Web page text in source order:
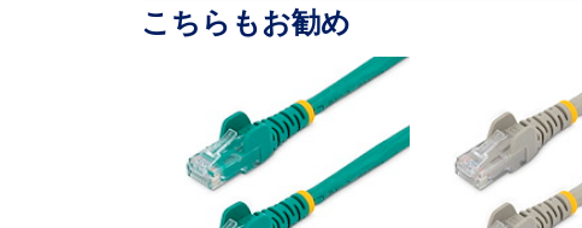
こちらもお勧め